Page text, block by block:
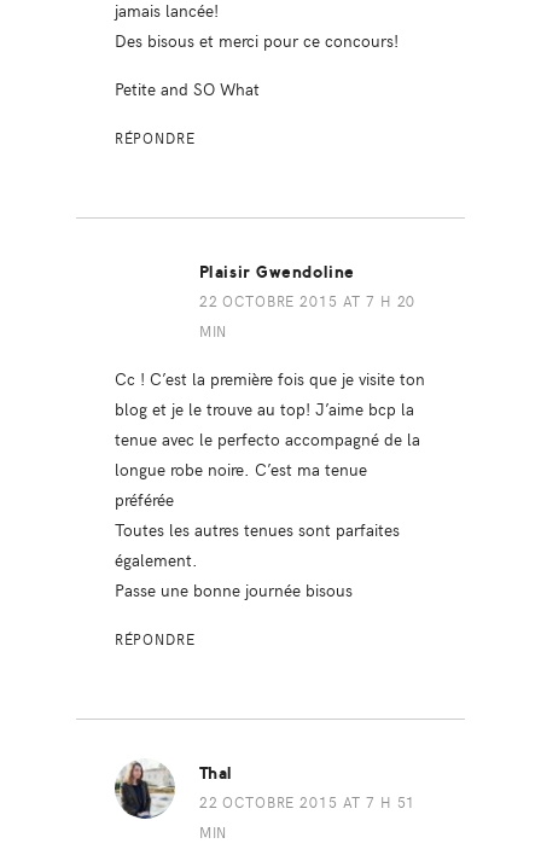
jamais lancée!
Des bisous et merci pour ce concours!
Petite and SO What
RÉPONDRE
Plaisir Gwendoline
22 OCTOBRE 2015 AT 7 H 20
MIN
Cc ! C’est la première fois que je visite ton
blog et je le trouve au top! J’aime bcp la
tenue avec le perfecto accompagné de la
longue robe noire. C’est ma tenue
préférée
Toutes les autres tenues sont parfaites
également.
Passe une bonne journée bisous
RÉPONDRE
Thal
22 OCTOBRE 2015 AT 7 H 51
MIN